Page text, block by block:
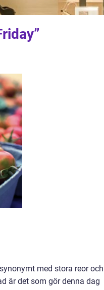
med stora reor och
är det som gör denna dag